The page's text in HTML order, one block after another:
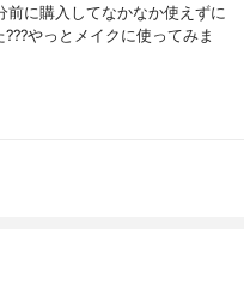
前に購入してなかなか使えずに
やっとメイクに使ってみま